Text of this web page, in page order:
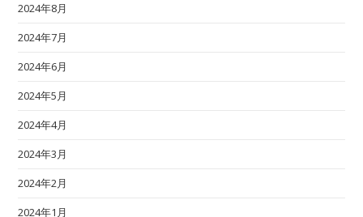
2024年8月
2024年7月
2024年6月
2024年5月
2024年4月
2024年3月
2024年2月
2024年1月